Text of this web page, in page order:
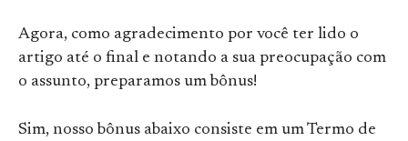
Agora, como agradecimento por você ter lido o
artigo até o final e notando a sua preocupação com
o assunto, preparamos um bônus!
Sim, nosso bônus abaixo consiste em um Termo de